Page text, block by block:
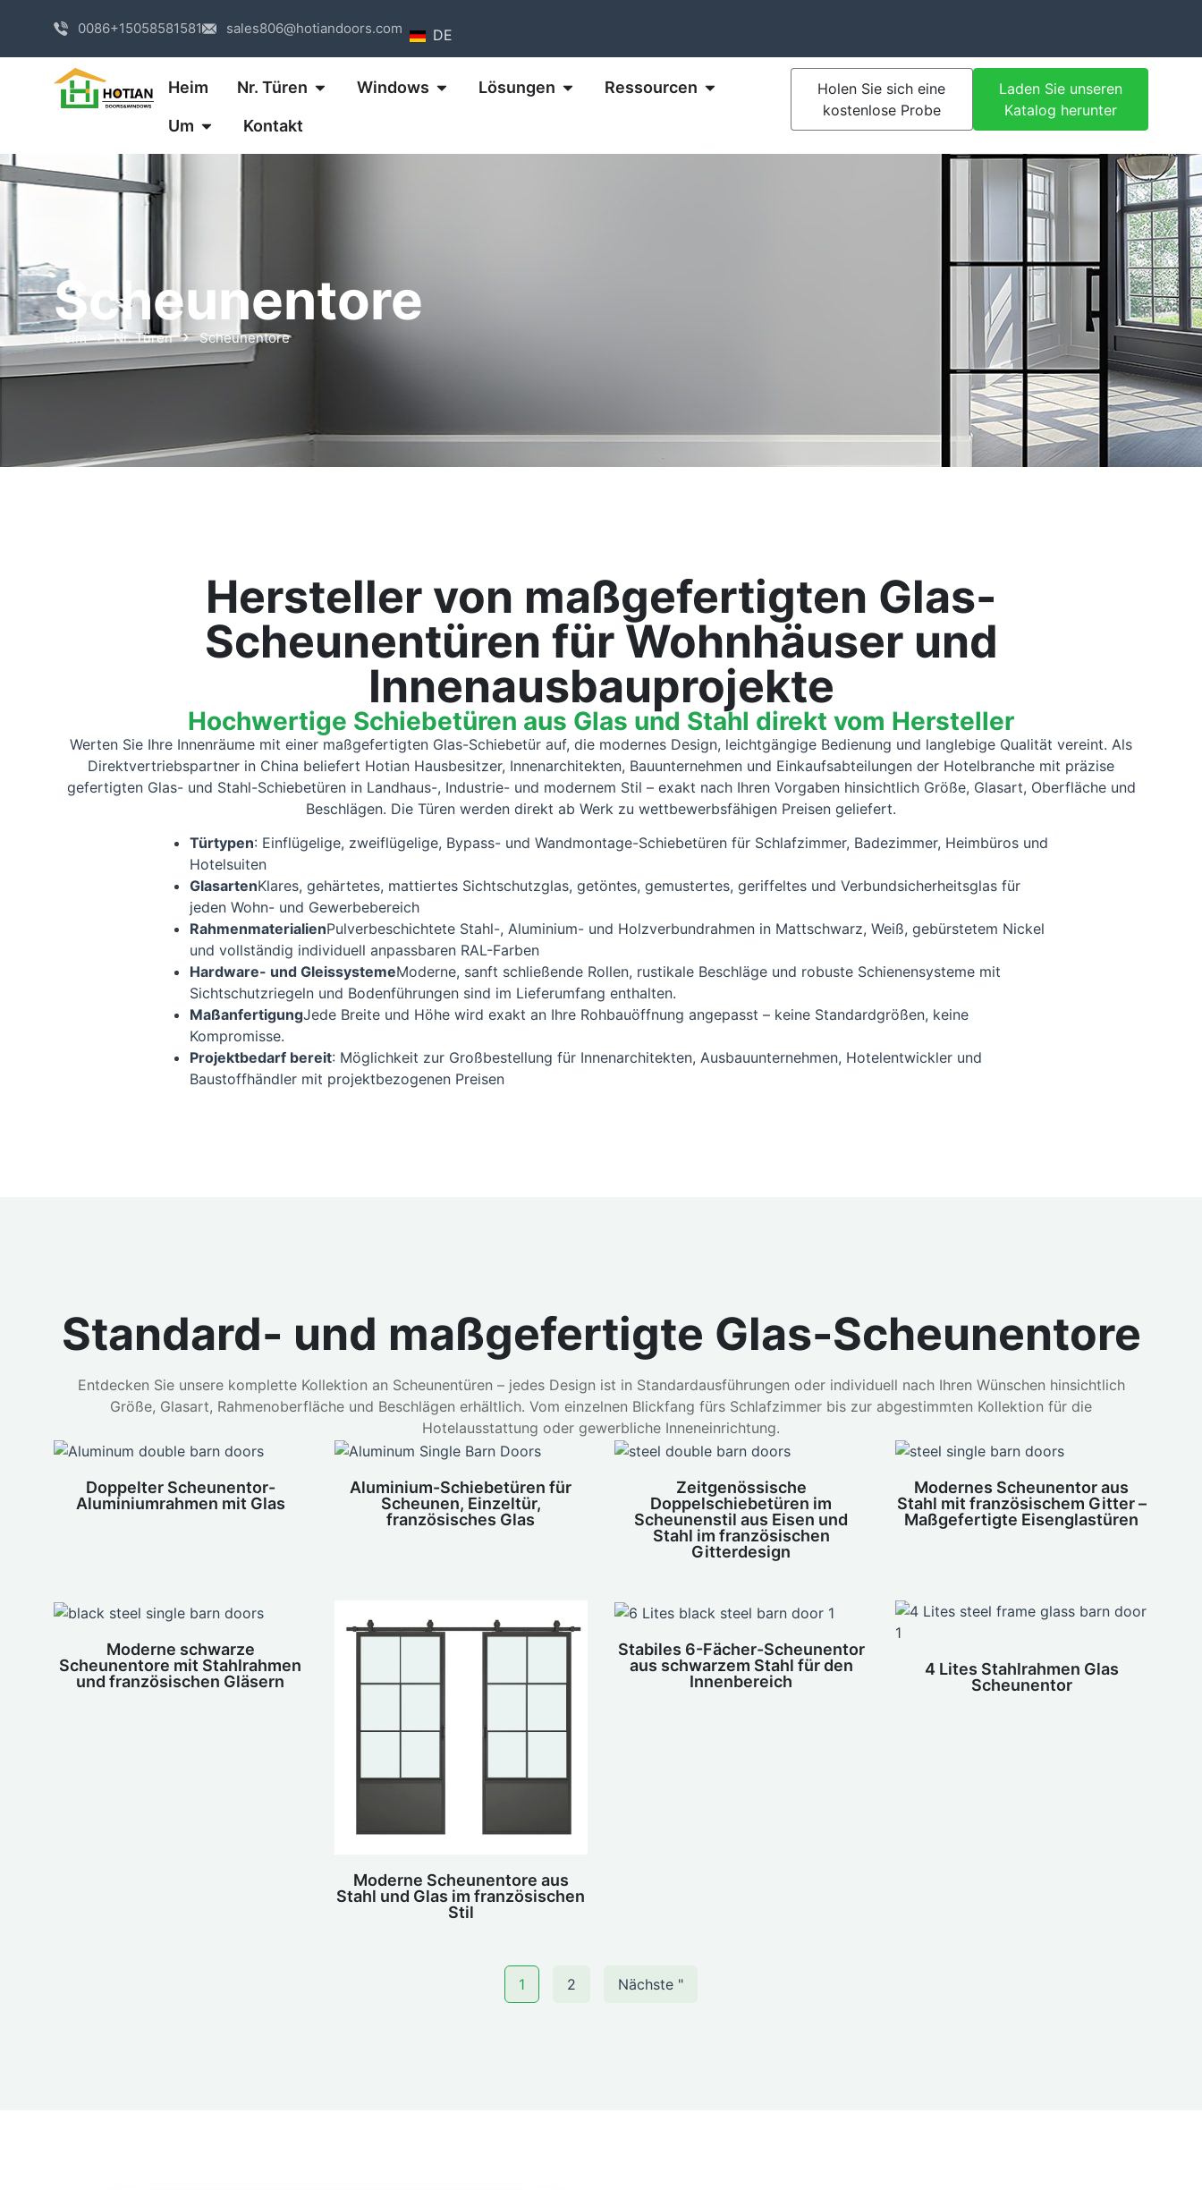
0086+15058581581 sales806@hotiandoors.com DE
Heim Nr. Türen Windows Lösungen Ressourcen
Um Kontakt
Holen Sie sich eine
kostenlose Probe
Laden Sie unseren
Katalog herunter
Scheunentore
Heim Nr. Türen Scheunentore
Hersteller von maßgefertigten Glas-
Scheunentüren für Wohnhäuser und
Innenausbauprojekte
Hochwertige Schiebetüren aus Glas und Stahl direkt vom Hersteller
Werten Sie Ihre Innenräume mit einer maßgefertigten Glas-Schiebetür auf, die modernes Design, leichtgängige Bedienung und langlebige Qualität vereint. Als
Direktvertriebspartner in China beliefert Hotian Hausbesitzer, Innenarchitekten, Bauunternehmen und Einkaufsabteilungen der Hotelbranche mit präzise
gefertigten Glas- und Stahl-Schiebetüren in Landhaus-, Industrie- und modernem Stil – exakt nach Ihren Vorgaben hinsichtlich Größe, Glasart, Oberfläche und
Beschlägen. Die Türen werden direkt ab Werk zu wettbewerbsfähigen Preisen geliefert.
Türtypen: Einflügelige, zweiflügelige, Bypass- und Wandmontage-Schiebetüren für Schlafzimmer, Badezimmer, Heimbüros und
Hotelsuiten
GlasartenKlares, gehärtetes, mattiertes Sichtschutzglas, getöntes, gemustertes, geriffeltes und Verbundsicherheitsglas für
jeden Wohn- und Gewerbebereich
RahmenmaterialienPulverbeschichtete Stahl-, Aluminium- und Holzverbundrahmen in Mattschwarz, Weiß, gebürstetem Nickel
und vollständig individuell anpassbaren RAL-Farben
Hardware- und GleissystemeModerne, sanft schließende Rollen, rustikale Beschläge und robuste Schienensysteme mit
Sichtschutzriegeln und Bodenführungen sind im Lieferumfang enthalten.
MaßanfertigungJede Breite und Höhe wird exakt an Ihre Rohbauöffnung angepasst – keine Standardgrößen, keine
Kompromisse.
Projektbedarf bereit: Möglichkeit zur Großbestellung für Innenarchitekten, Ausbauunternehmen, Hotelentwickler und
Baustoffhändler mit projektbezogenen Preisen
Standard- und maßgefertigte Glas-Scheunentore
Entdecken Sie unsere komplette Kollektion an Scheunentüren – jedes Design ist in Standardausführungen oder individuell nach Ihren Wünschen hinsichtlich
Größe, Glasart, Rahmenoberfläche und Beschlägen erhältlich. Vom einzelnen Blickfang fürs Schlafzimmer bis zur abgestimmten Kollektion für die
Hotelausstattung oder gewerbliche Inneneinrichtung.
Doppelter Scheunentor-
Aluminiumrahmen mit Glas
Aluminium-Schiebetüren für
Scheunen, Einzeltür,
französisches Glas
Zeitgenössische
Doppelschiebetüren im
Scheunenstil aus Eisen und
Stahl im französischen
Gitterdesign
Modernes Scheunentor aus
Stahl mit französischem Gitter –
Maßgefertigte Eisenglastüren
Moderne schwarze
Scheunentore mit Stahlrahmen
und französischen Gläsern
Moderne Scheunentore aus
Stahl und Glas im französischen
Stil
Stabiles 6-Fächer-Scheunentor
aus schwarzem Stahl für den
Innenbereich
4 Lites Stahlrahmen Glas
Scheunentor
1 2 Nächste "